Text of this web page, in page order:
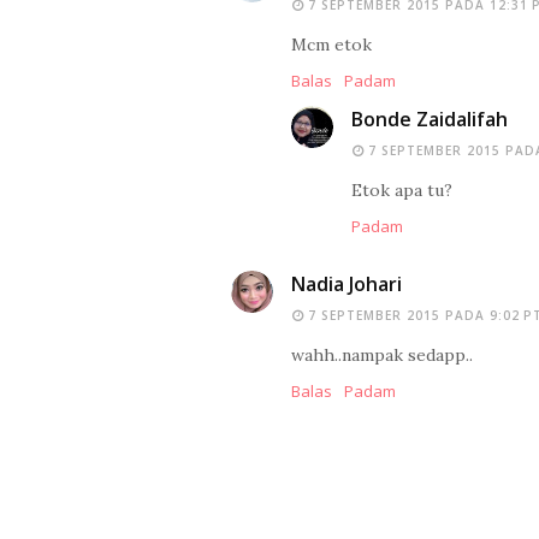
7 SEPTEMBER 2015 PADA 12:31
Mcm etok
Balas
Padam
Bonde Zaidalifah
7 SEPTEMBER 2015
Etok apa tu?
Padam
Nadia Johari
7 SEPTEMBER 2015 PADA 9:02
wahh..nampak sedapp..
Balas
Padam